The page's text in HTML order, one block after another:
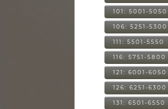
101: 5001-5050
106: 5251-5300
111: 5501-5550
116: 5751-5800
121: 6001-6050
126: 6251-6300
131: 6501-6550